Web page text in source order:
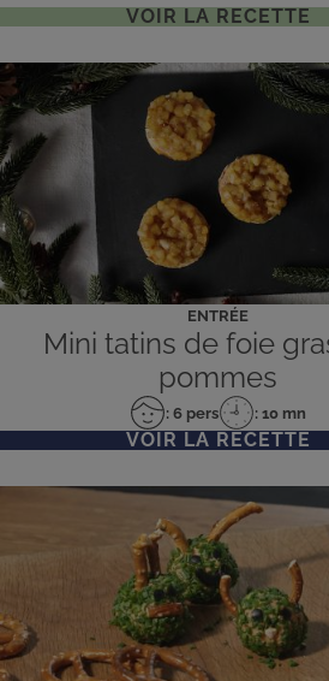
personnes préparation
VOIR LA RECETTE
ENTRÉE
Mini tatins de foie
pommes
Nombre
de
: 6 pers
Temps
de
: 10 mn
VOIR LA RECETTE